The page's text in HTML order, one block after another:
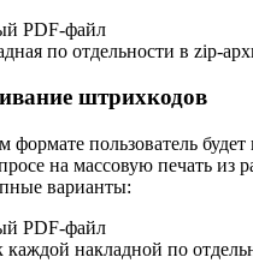
PDF-файл
по отдельности в zip-
штрихкодов
формате пользователь будет
на массовую печать из
варианты:
PDF-файл
накладной по